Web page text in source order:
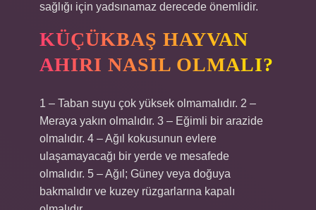
sağlığı için yadsınamaz derecede önemlidir.
KÜÇÜKBAŞ HAYVAN
AHIRI NASIL OLMALI?
1 – Taban suyu çok yüksek olmamalıdır. 2 –
Meraya yakın olmalıdır. 3 – Eğimli bir arazide
olmalıdır. 4 – Ağıl kokusunun evlere
ulaşamayacağı bir yerde ve mesafede
olmalıdır. 5 – Ağıl; Güney veya doğuya
bakmalıdır ve kuzey rüzgarlarına kapalı